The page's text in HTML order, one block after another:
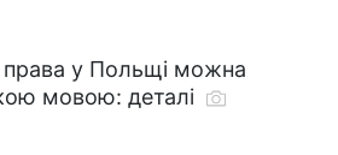
права у Польщі можна
мовою: деталі